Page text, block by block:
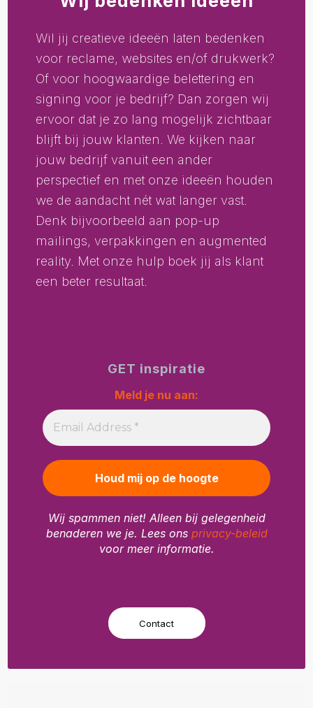
Wil jij creatieve ideeën laten bedenken
voor reclame, websites en/of drukwerk?
Of voor hoogwaardige belettering en
signing voor je bedrijf? Dan zorgen wij
ervoor dat je zo lang mogelijk zichtbaar
blijft bij jouw klanten. We kijken naar
jouw bedrijf vanuit een ander
perspectief en met onze ideeën houden
we de aandacht nét wat langer vast.
Denk bijvoorbeeld aan pop-up
mailings, verpakkingen en augmented
reality. Met onze hulp boek jij als klant
een beter resultaat.
GET inspiratie
Meld je nu aan:
Wij spammen niet! Alleen bij gelegenheid
benaderen we je. Lees ons privacy-beleid
voor meer informatie.
Contact